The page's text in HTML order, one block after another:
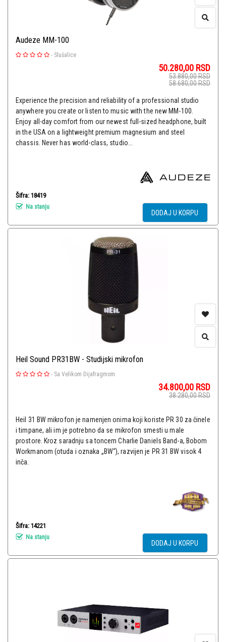
Audeze MM-100
- Slušalice
50.280,00 RSD
53.880,00RSD
58.680,00RSD
Experience the precision and reliability of a professional studio
anywhere you create or listen to music with the new MM-100.
Enjoy all-day comfort from our newest full-sized headphone, built
in the USA on a lightweight premium magnesium and steel
chassis. Never has world-class, studio...
Šifra: 18419
Na stanju
DODAJ U KORPU
Heil Sound PR31BW - Studijski mikrofon
- Sa Velikom Dijafragmom
34.800,00 RSD
38.280,00RSD
Heil 31 BW mikrofon je namenjen onima koji koriste PR 30 za činele
i timpane, ali im je potrebno da se mikrofon smesti u male
prostore. Kroz saradnju sa toncem Charlie Daniels Band-a, Bobom
Workmanom (otuda i oznaka „BW“), razvijen je PR 31 BW visok 4
inča.
Šifra: 14221
Na stanju
DODAJ U KORPU